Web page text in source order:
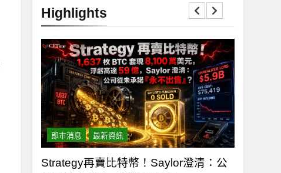
Highlights
即市消息 最新資訊
Strategy再賣比特幣！Saylor澄清：公